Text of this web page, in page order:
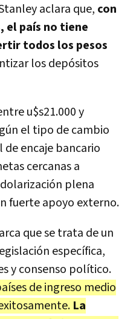
aclara que, con
, el país no tiene
todos los pesos
los depósitos
u$s21.000 y
el tipo de cambio
de encaje bancario
cercanas a
plena
fuerte apoyo externo.
que se trata de un
específica,
y consenso político.
de ingreso medio
La